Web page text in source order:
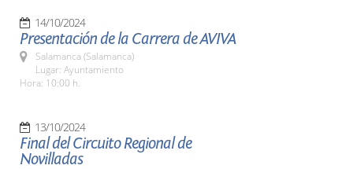
14/10/2024
Presentación de la Carrera de AVIVA
Salamanca (Salamanca)
Lugar: Ayuntamiento
Hora: 10:00 h.
13/10/2024
Final del Circuito Regional de
Novilladas